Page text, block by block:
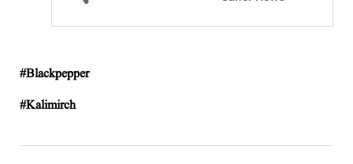
Blackpepper#
Kalimirch#